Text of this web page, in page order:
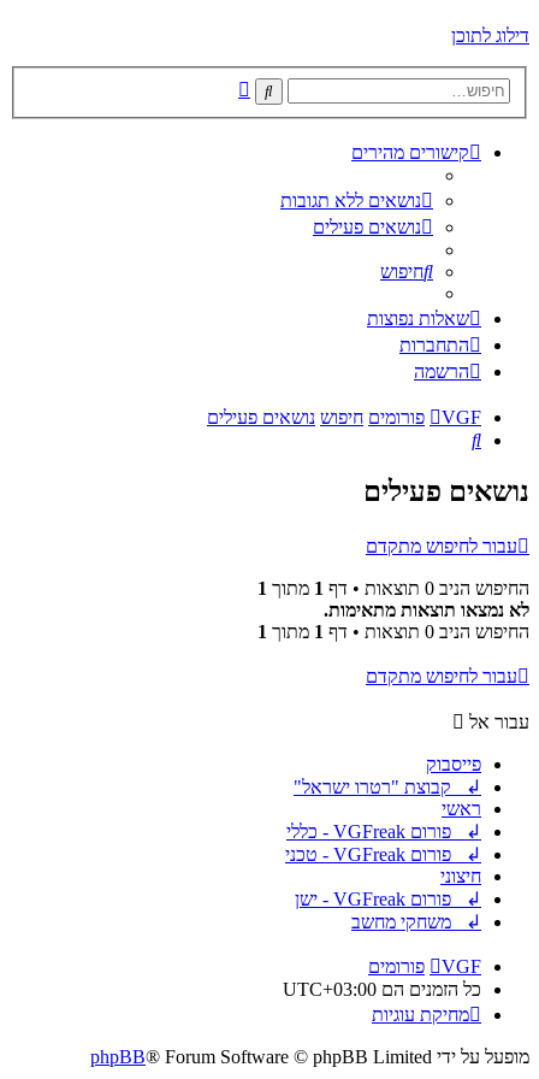
דילוג לתוכן
חיפוש
קישורים מהירים
נושאים ללא תגובות
נושאים פעילים
חיפוש
שאלות נפוצות
התחברות
הרשמה
VGF פורומים חיפוש נושאים פעילים
חיפוש
נושאים פעילים
עבור לחיפוש מתקדם
החיפוש הניב 0 תוצאות • דף 1 מתוך 1
לא נמצאו תוצאות מתאימות.
החיפוש הניב 0 תוצאות • דף
1 מתוך 1
עבור לחיפוש מתקדם
עבור אל
פייסבוק
↲ קבוצת "רטרו ישראל"
ראשי
↲ פורום VGFreak - כללי
↲ פורום VGFreak - טכני
חיצוני
↲ פורום VGFreak - ישן
↲ משחקי מחשב
VGF
פורומים
כל הזמנים הם UTC+03:00
מחיקת עוגיות
מופעל על ידי phpBB® Forum Software © phpBB Limited